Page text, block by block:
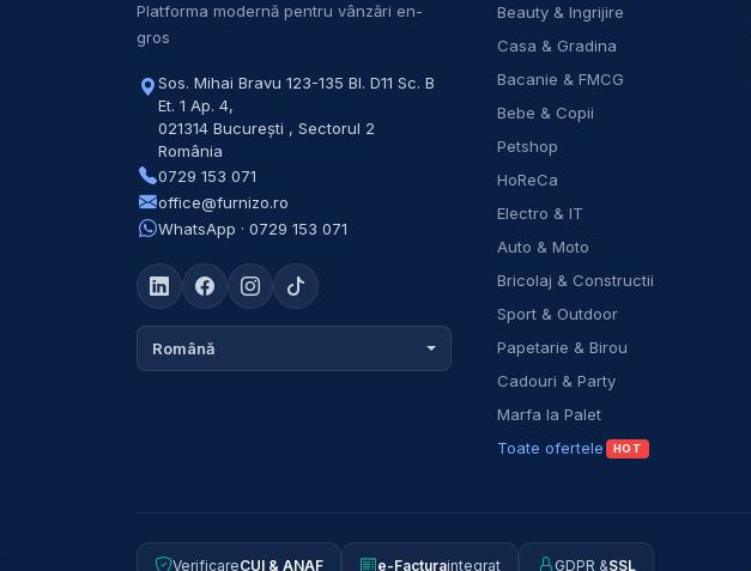
Platforma modernă pentru vânzări en-
gros
Sos. Mihai Bravu 123-135 Bl. D11 Sc. B
Et. 1 Ap. 4,
021314 București , Sectorul 2
România
0729 153 071
office@furnizo.ro
WhatsApp · 0729 153 071
Română
Beauty & Ingrijire
Casa & Gradina
Bacanie & FMCG
Bebe & Copii
Petshop
HoReCa
Electro & IT
Auto & Moto
Bricolaj & Constructii
Sport & Outdoor
Papetarie & Birou
Cadouri & Party
Marfa la Palet
Toate ofertele
HOT
VerificareCUI & ANAF e-Facturaintegrat GDPR &SSL